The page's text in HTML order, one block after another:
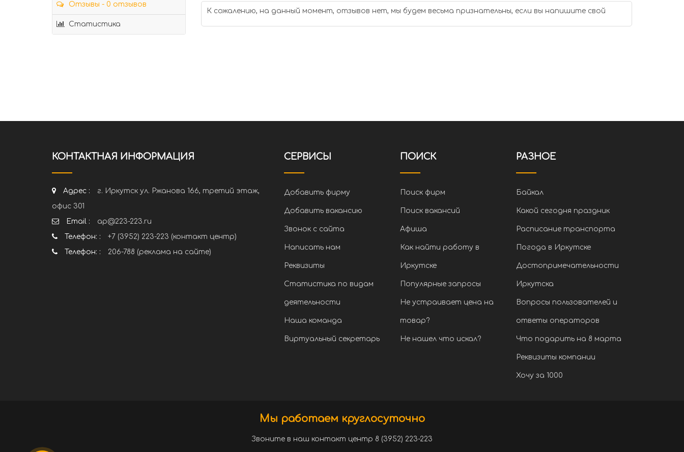
Отзывы - 0 отзывов
Статистика
К сожалению, на данный момент, отзывов нет, мы будем весьма признательны, если вы напишите свой
КОНТАКТНАЯ ИНФОРМАЦИЯ
Адрес :
г. Иркутск ул. Ржанова 166, третий этаж,
офис 301
Email :
ap@223-223.ru
Телефон: :
+7 (3952) 223-223 (контакт центр)
Телефон: :
206-788 (реклама на сайте)
СЕРВИСЫ
Добавить фирму
Добавить вакансию
Звонок с сайта
Написать нам
Реквизиты
Статистика по видам
деятельности
Наша команда
Виртуальный секретарь
ПОИСК
Поиск фирм
Поиск вакансий
Афиша
Как найти работу в
Иркутске
Популярные запросы
Не устраивает цена на
товар?
Не нашел что искал?
РАЗНОЕ
Байкал
Какой сегодня праздник
Расписание транспорта
Погода в Иркутске
Достопримечательности
Иркутска
Вопросы пользователей и
ответы операторов
Что подарить на 8 марта
Реквизиты компании
Хочу за 1000
Мы работаем круглосуточно
Звоните в наш контакт центр 8 (3952) 223-223